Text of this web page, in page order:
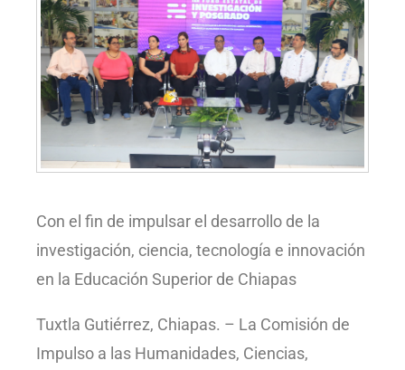
Con el fin de impulsar el desarrollo de la
investigación, ciencia, tecnología e innovación
en la Educación Superior de Chiapas
Tuxtla Gutiérrez, Chiapas. – La Comisión de
Impulso a las Humanidades, Ciencias,